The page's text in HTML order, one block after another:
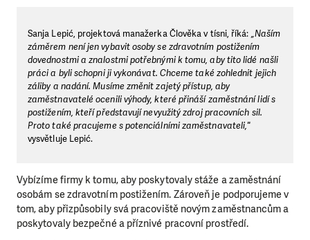
Sanja Lepić, projektová manažerka Člověka v tísni, říká: „Naším
záměrem není jen vybavit osoby se zdravotním postižením
dovednostmi a znalostmi potřebnými k tomu, aby tito lidé našli
práci a byli schopni ji vykonávat. Chceme také zohlednit jejich
záliby a nadání. Musíme změnit zajetý přístup, aby
zaměstnavatelé ocenili výhody, které přináší zaměstnání lidí s
postižením, kteří představují nevyužitý zdroj pracovních sil.
Proto také pracujeme s potenciálními zaměstnavateli,"
vysvětluje Lepić.
Vybízíme firmy k tomu, aby poskytovaly stáže a zaměstnání
osobám se zdravotním postižením. Zároveň je podporujeme v
tom, aby přizpůsobily svá pracoviště novým zaměstnancům a
poskytovaly bezpečné a příznivé pracovní prostředí.